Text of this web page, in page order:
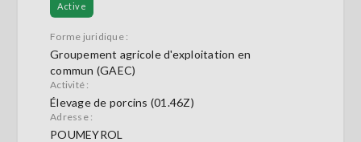
Active
Forme juridique :
Groupement agricole d'exploitation en
commun (GAEC)
Activité :
Élevage de porcins (01.46Z)
Adresse :
POUMEYROL